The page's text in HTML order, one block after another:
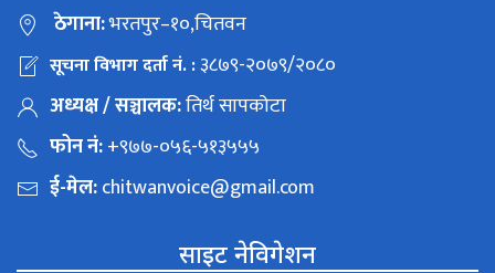
ठेगाना:भरतपुर–१०,चितवन
सूचना विभाग दर्ता नं. :३८७९-२०७९/२०८०
अध्यक्ष / सञ्चालक:तिर्थ सापकोटा
फोन नं:+९७७-०५६-५१३५५५
ई-मेल:chitwanvoice@gmail.com
साइट नेविगेशन